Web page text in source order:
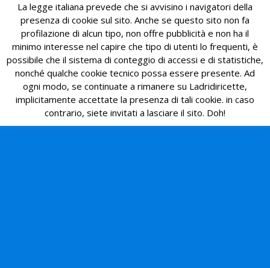
La legge italiana prevede che si avvisino i navigatori della
presenza di cookie sul sito. Anche se questo sito non fa
profilazione di alcun tipo, non offre pubblicità e non ha il
minimo interesse nel capire che tipo di utenti lo frequenti, è
possibile che il sistema di conteggio di accessi e di statistiche,
nonché qualche cookie tecnico possa essere presente. Ad
ogni modo, se continuate a rimanere su Ladridiricette,
implicitamente accettate la presenza di tali cookie. in caso
contrario, siete invitati a lasciare il sito. Doh!